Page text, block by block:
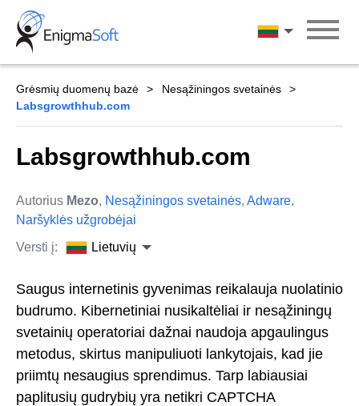
Skip
content
Lietuvių
Grėsmių duomenų bazė
Nesąžiningos svetainės
Labsgrowthhub.com
Labsgrowthhub.com
Autorius Mezo, Nesąžiningos svetainės, Adware,
Naršyklės užgrobėjai
Versti į:
Lietuvių
Saugus internetinis gyvenimas reikalauja nuolatinio
budrumo. Kibernetiniai nusikaltėliai ir nesąžiningų
svetainių operatoriai dažnai naudoja apgaulingus
metodus, skirtus manipuliuoti lankytojais, kad jie
priimtų nesaugius sprendimus. Tarp labiausiai
paplitusių gudrybių yra netikri CAPTCHA